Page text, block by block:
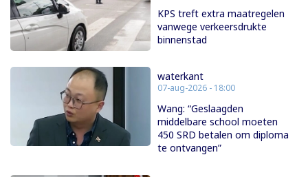
KPS treft extra maatregelen
vanwege verkeersdrukte
binnenstad
waterkant
07-aug-2026 - 18:00
Wang: “Geslaagden
middelbare school moeten
450 SRD betalen om diploma
te ontvangen”